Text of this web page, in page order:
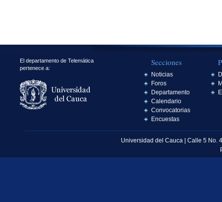
El departamento de Telemática
pertenece a:
Secciones
Noticias
Foros
Departamento
Calendario
Convocatorias
Encuestas
Universidad del Cauca | Calle 5 No.